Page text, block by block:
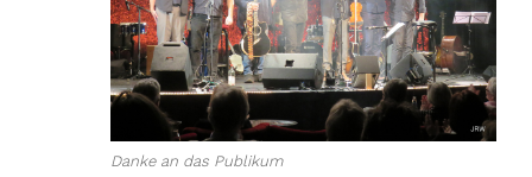
Danke an das Publikum